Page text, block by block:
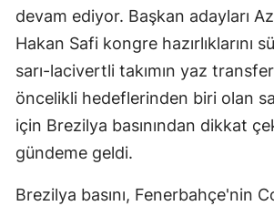
devam ediyor. Başkan adayları
Hakan Safi kongre hazırlıklarını
sarı-lacivertli takımın yaz
öncelikli hedeflerinden biri olan
için Brezilya basınından dikkat
gündeme geldi.
Brezilya basını, Fenerbahçe'nin